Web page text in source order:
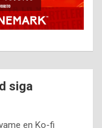
siga
en Ko-fi